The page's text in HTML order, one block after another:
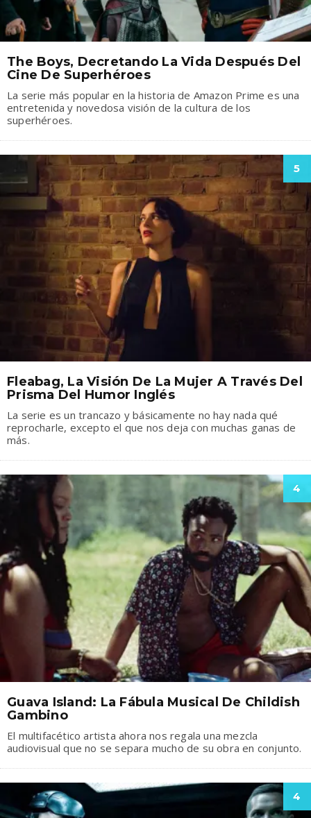
The Boys, Decretando La Vida Después Del
Cine De Superhéroes
La serie más popular en la historia de Amazon Prime es una
entretenida y novedosa visión de la cultura de los
superhéroes.
5
Fleabag, La Visión De La Mujer A Través Del
Prisma Del Humor Inglés
La serie es un trancazo y básicamente no hay nada qué
reprocharle, excepto el que nos deja con muchas ganas de
más.
4
Guava Island: La Fábula Musical De Childish
Gambino
El multifacético artista ahora nos regala una mezcla
audiovisual que no se separa mucho de su obra en conjunto.
4